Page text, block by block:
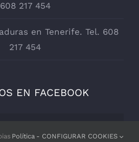
608 217 454
en Tenerife. Tel. 608
217 454
EN FACEBOOK
privacidad Facebook
Política - CONFIGURAR COOKIES